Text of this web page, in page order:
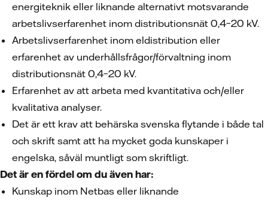
energiteknik eller liknande alternativt motsvarande
arbetslivserfarenhet inom distributionsnät 0,4–20 kV.
Arbetslivserfarenhet inom eldistribution eller
erfarenhet av underhållsfrågor/förvaltning inom
distributionsnät 0,4–20 kV.
Erfarenhet av att arbeta med kvantitativa och/eller
kvalitativa analyser.
Det är ett krav att behärska svenska flytande i både tal
och skrift samt att ha mycket goda kunskaper i
engelska, såväl muntligt som skriftligt.
Det är en fördel om du även har:
Kunskap inom Netbas eller liknande